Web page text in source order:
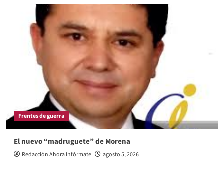
Frentes de guerra
El nuevo “madruguete” de Morena
Redacción Ahora Infórmate agosto 5, 2026